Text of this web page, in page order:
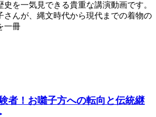
史を一気見できる貴重な講演動画です。
さんが、縄文時代から現代までの着物の
一冊
者！お囃子方への転向と伝統継